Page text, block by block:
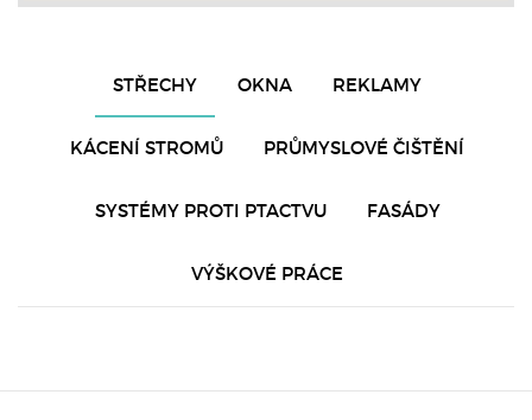
STŘECHY OKNA REKLAMY
KÁCENÍ STROMŮ PRŮMYSLOVÉ ČIŠTĚNÍ
SYSTÉMY PROTI PTACTVU FASÁDY
VÝŠKOVÉ PRÁCE